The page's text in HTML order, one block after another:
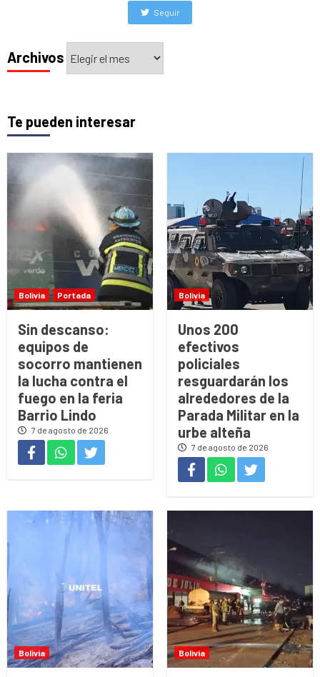
Seguir
Archivos
Archivos
Te pueden interesar
Bolivia Portada
Sin descanso:
equipos de
socorro mantienen
la lucha contra el
fuego en la feria
Barrio Lindo
7 de agosto de 2026
Bolivia
Unos 200
efectivos
policiales
resguardarán los
alrededores de la
Parada Militar en la
urbe alteña
7 de agosto de 2026
Bolivia Bolivia